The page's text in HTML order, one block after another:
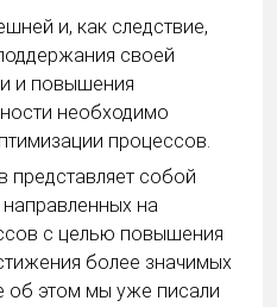
и, как следствие,
своей
и повышения
необходимо
процессов.
представляет собой
на
с целью повышения
более значимых
об этом мы уже писали